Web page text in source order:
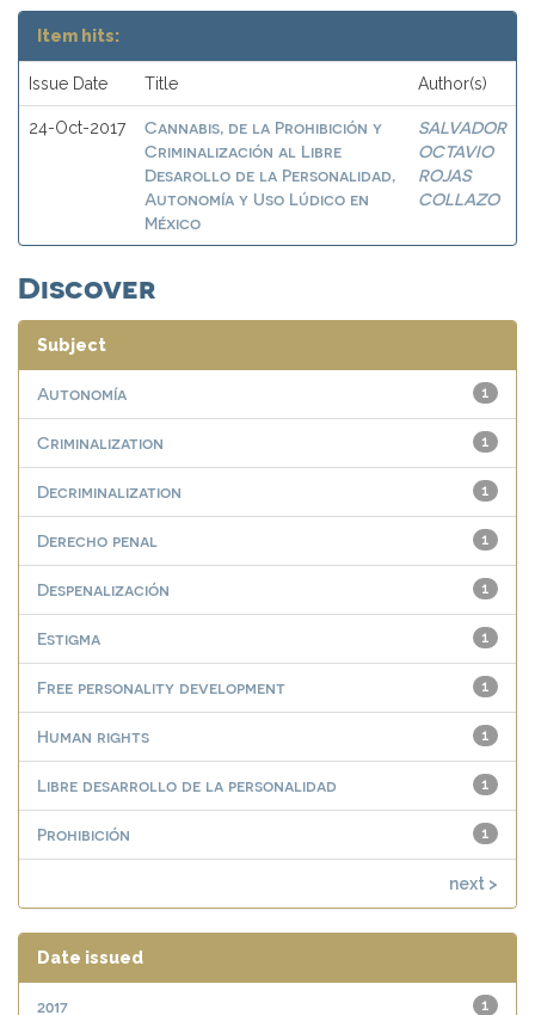
Item hits:
Issue Date Title Author(s)
24-Oct-2017
Cannabis, de la Prohibición y
Criminalización al Libre
Desarollo de la Personalidad,
Autonomía y Uso Lúdico en
México
SALVADOR
OCTAVIO
ROJAS
COLLAZO
Discover
Subject
1
Autonomía
1
Criminalization
1
Decriminalization
1
Derecho penal
1
Despenalización
1
Estigma
1
Free personality development
1
Human rights
1
Libre desarrollo de la personalidad
1
Prohibición
next >
Date issued
1
2017